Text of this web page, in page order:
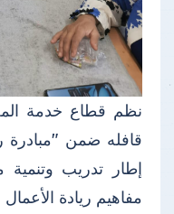
نظم قطاع خدمة
قافله ضمن
إطار تدريب
مفاهيم ريادة الأعمال